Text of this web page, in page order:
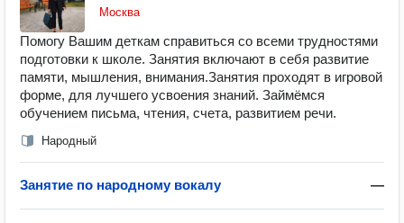
Москва
Помогу Вашим деткам справиться со всеми трудностями
подготовки к школе. Занятия включают в себя развитие
памяти, мышления, внимания.Занятия проходят в игровой
форме, для лучшего усвоения знаний. Займёмся
обучением письма, чтения, счета, развитием речи.
Народный
Занятие по народному вокалу —